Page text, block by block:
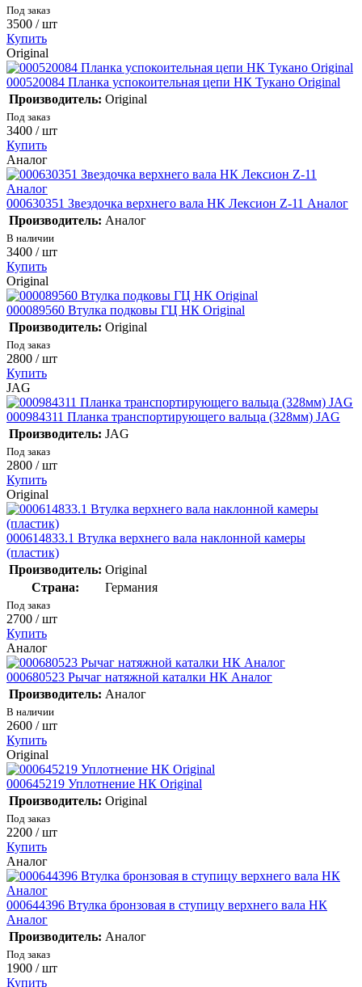
Под заказ
3500 / шт
Купить
Original
000520084 Планка успокоительная цепи НК Тукано Original
Производитель: Original
Под заказ
3400 / шт
Купить
Аналог
000630351 Звездочка верхнего вала НК Лексион Z-11 Аналог
Производитель: Аналог
В наличии
3400 / шт
Купить
Original
000089560 Втулка подковы ГЦ НК Original
Производитель: Original
Под заказ
2800 / шт
Купить
JAG
000984311 Планка транспортирующего вальца (328мм) JAG
Производитель: JAG
Под заказ
2800 / шт
Купить
Original
000614833.1 Втулка верхнего вала наклонной камеры
(пластик)
Производитель: Original
Страна:
Германия
Под заказ
2700 / шт
Купить
Аналог
000680523 Рычаг натяжной каталки НК Аналог
Производитель: Аналог
В наличии
2600 / шт
Купить
Original
000645219 Уплотнение НК Original
Производитель: Original
Под заказ
2200 / шт
Купить
Аналог
000644396 Втулка бронзовая в ступицу верхнего вала НК
Аналог
Производитель: Аналог
Под заказ
1900 / шт
Купить